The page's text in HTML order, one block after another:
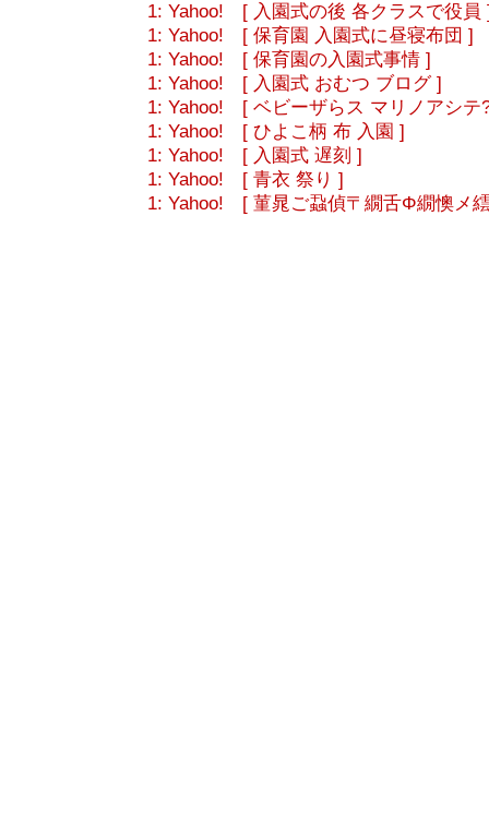
1: Yahoo! [ 入園式の後 各クラスで役員
1: Yahoo! [ 保育園 入園式に昼寝布団 ]
1: Yahoo! [ 保育園の入園式事情 ]
1: Yahoo! [ 入園式 おむつ ブログ ]
1: Yahoo! [ ベビーザらス マリノアシテ
1: Yahoo! [ ひよこ柄 布 入園 ]
1: Yahoo! [ 入園式 遅刻 ]
1: Yahoo! [ 青衣 祭り ]
1: Yahoo! [ 菫晁ご蝨偵〒繝舌Φ繝懊メ